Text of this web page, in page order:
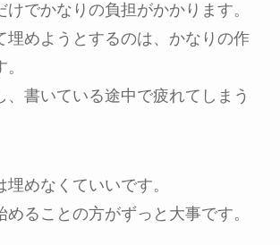
でかなりの負担がかかります。
埋めようとするのは、かなりの作
、書いている途中で疲れてしまう
めなくていいです。
ることの方がずっと大事です。